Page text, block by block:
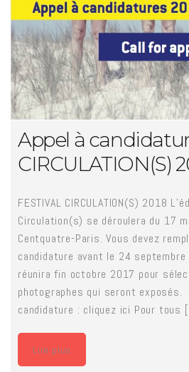
Appel à
CIRCULATION(S)
FESTIVAL CIRCULATION(S) 2018
Circulation(s) se déroulera du 17
Centquatre-Paris. Vous devez
candidature avant le 24
réunira fin octobre 2017 pour
photographes qui seront
candidature : cliquez ici Pour tous
Lire plus